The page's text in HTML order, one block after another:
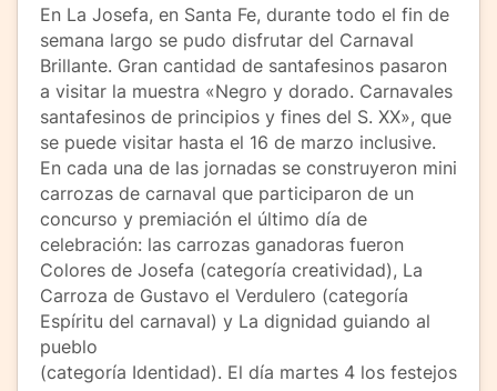
En La Josefa, en Santa Fe, durante todo el fin de
semana largo se pudo disfrutar del Carnaval
Brillante. Gran cantidad de santafesinos pasaron
a visitar la muestra «Negro y dorado. Carnavales
santafesinos de principios y fines del S. XX», que
se puede visitar hasta el 16 de marzo inclusive.
En cada una de las jornadas se construyeron mini
carrozas de carnaval que participaron de un
concurso y premiación el último día de
celebración: las carrozas ganadoras fueron
Colores de Josefa (categoría creatividad), La
Carroza de Gustavo el Verdulero (categoría
Espíritu del carnaval) y La dignidad guiando al
pueblo
(categoría Identidad). El día martes 4 los festejos